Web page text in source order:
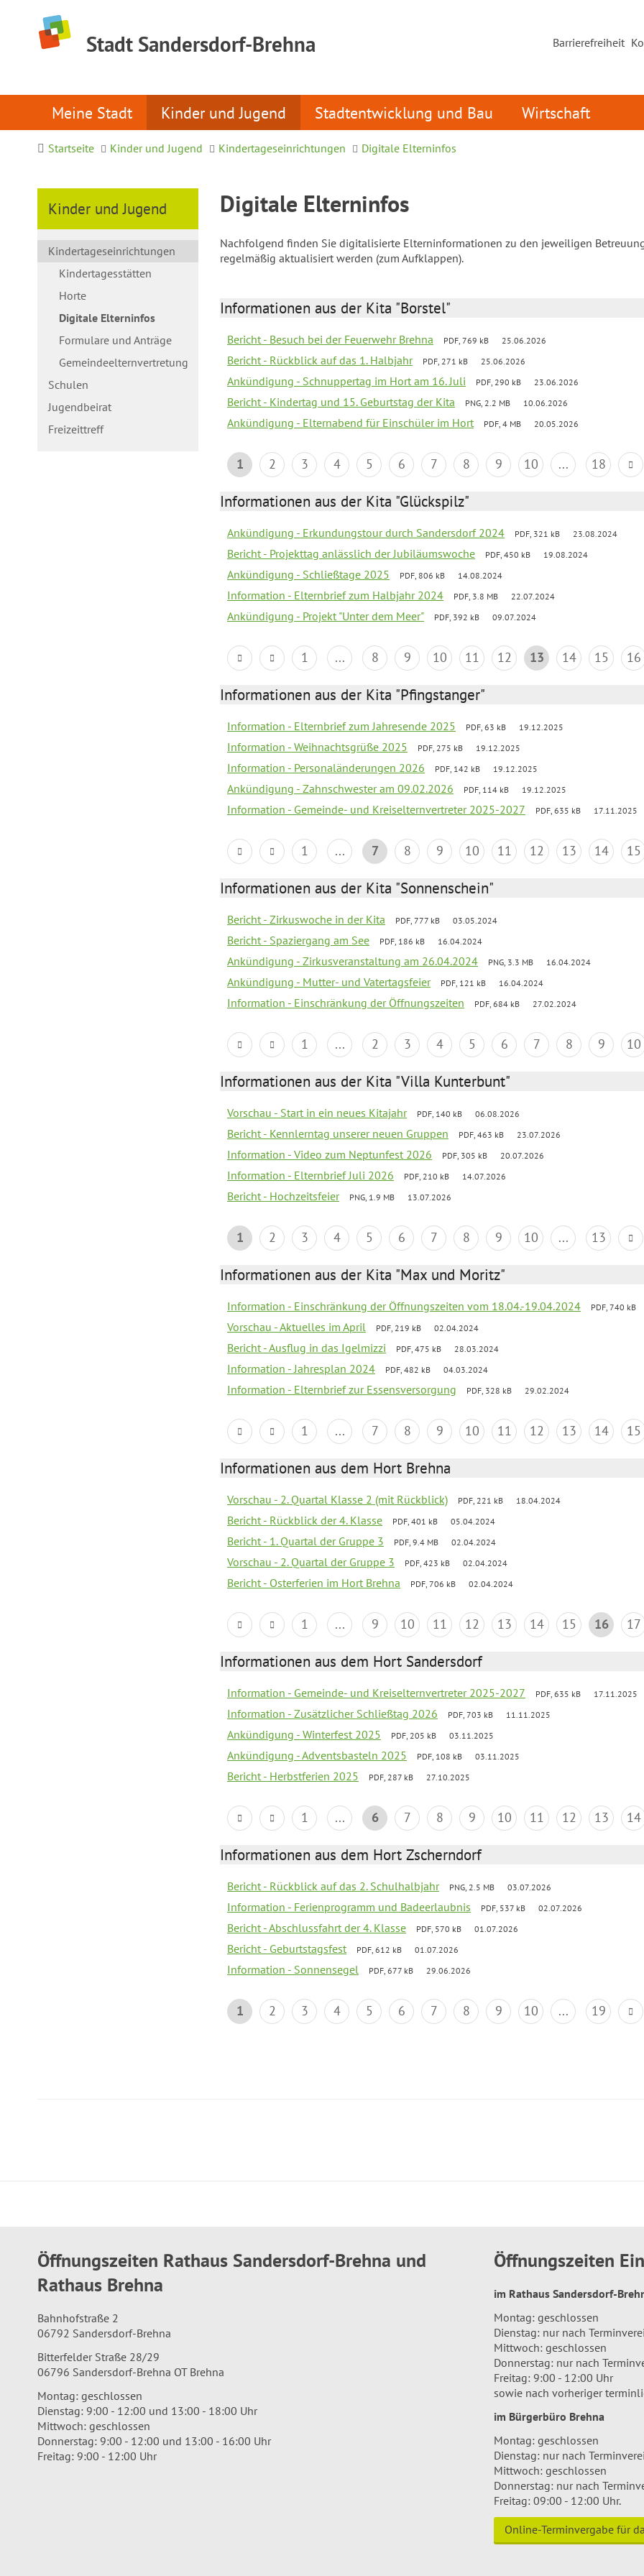
Stadt Sandersdorf-Brehna Barrierefreiheit
Meine Stadt Kinder und Jugend Stadtentwicklung und Bau Wirtschaft
Startseite Kinder und Jugend Kindertageseinrichtungen Digitale Elterninfos
Kinder und Jugend
Kindertageseinrichtungen
Kindertagesstätten
Horte
Digitale Elterninfos
Formulare und Anträge
Gemeindeelternvertretung
Schulen
Jugendbeirat
Freizeittreff
Digitale Elterninfos
Nachfolgend finden Sie digitalisierte Elterninformationen zu den jeweiligen
regelmäßig aktualisiert werden (zum Aufklappen).
Informationen aus der Kita "Borstel"
Bericht - Besuch bei der Feuerwehr Brehna PDF, 769 kB 25.06.2026
Bericht - Rückblick auf das 1. Halbjahr PDF, 271 kB 25.06.2026
Ankündigung - Schnuppertag im Hort am 16. Juli PDF, 290 kB 23.06.2026
Bericht - Kindertag und 15. Geburtstag der Kita PNG, 2.2 MB 10.06.2026
Ankündigung - Elternabend für Einschüler im Hort PDF, 4 MB 20.05.2026
1 2 3 4 5 6 7 8 9 10 ... 18
Informationen aus der Kita "Glückspilz"
Ankündigung - Erkundungstour durch Sandersdorf 2024 PDF, 321 kB 23.08.2024
Bericht - Projekttag anlässlich der Jubiläumswoche PDF, 450 kB 19.08.2024
Ankündigung - Schließtage 2025 PDF, 806 kB 14.08.2024
Information - Elternbrief zum Halbjahr 2024 PDF, 3.8 MB 22.07.2024
Ankündigung - Projekt "Unter dem Meer" PDF, 392 kB 09.07.2024
1 ... 8 9 10 11 12 13 14 15 16
Informationen aus der Kita "Pfingstanger"
Information - Elternbrief zum Jahresende 2025 PDF, 63 kB 19.12.2025
Information - Weihnachtsgrüße 2025 PDF, 275 kB 19.12.2025
Information - Personaländerungen 2026 PDF, 142 kB 19.12.2025
Ankündigung - Zahnschwester am 09.02.2026 PDF, 114 kB 19.12.2025
Information - Gemeinde- und Kreiselternvertreter 2025-2027 PDF, 635 kB 17.11.2025
1 ... 7 8 9 10 11 12 13 14 15
Informationen aus der Kita "Sonnenschein"
Bericht - Zirkuswoche in der Kita PDF, 777 kB 03.05.2024
Bericht - Spaziergang am See PDF, 186 kB 16.04.2024
Ankündigung - Zirkusveranstaltung am 26.04.2024 PNG, 3.3 MB 16.04.2024
Ankündigung - Mutter- und Vatertagsfeier PDF, 121 kB 16.04.2024
Information - Einschränkung der Öffnungszeiten PDF, 684 kB 27.02.2024
1 ... 2 3 4 5 6 7 8 9 10
Informationen aus der Kita "Villa Kunterbunt"
Vorschau - Start in ein neues Kitajahr PDF, 140 kB 06.08.2026
Bericht - Kennlerntag unserer neuen Gruppen PDF, 463 kB 23.07.2026
Information - Video zum Neptunfest 2026 PDF, 305 kB 20.07.2026
Information - Elternbrief Juli 2026 PDF, 210 kB 14.07.2026
Bericht - Hochzeitsfeier PNG, 1.9 MB 13.07.2026
1 2 3 4 5 6 7 8 9 10 ... 13
Informationen aus der Kita "Max und Moritz"
Information - Einschränkung der Öffnungszeiten vom 18.04.-19.04.2024 PDF, 740 kB
Vorschau - Aktuelles im April PDF, 219 kB 02.04.2024
Bericht - Ausflug in das Igelmizzi PDF, 475 kB 28.03.2024
Information - Jahresplan 2024 PDF, 482 kB 04.03.2024
Information - Elternbrief zur Essensversorgung PDF, 328 kB 29.02.2024
1 ... 7 8 9 10 11 12 13 14 15
Informationen aus dem Hort Brehna
Vorschau - 2. Quartal Klasse 2 (mit Rückblick) PDF, 221 kB 18.04.2024
Bericht - Rückblick der 4. Klasse PDF, 401 kB 05.04.2024
Bericht - 1. Quartal der Gruppe 3 PDF, 9.4 MB 02.04.2024
Vorschau - 2. Quartal der Gruppe 3 PDF, 423 kB 02.04.2024
Bericht - Osterferien im Hort Brehna PDF, 706 kB 02.04.2024
1 ... 9 10 11 12 13 14 15 16 17
Informationen aus dem Hort Sandersdorf
Information - Gemeinde- und Kreiselternvertreter 2025-2027 PDF, 635 kB 17.11.2025
Information - Zusätzlicher Schließtag 2026 PDF, 703 kB 11.11.2025
Ankündigung - Winterfest 2025 PDF, 205 kB 03.11.2025
Ankündigung - Adventsbasteln 2025 PDF, 108 kB 03.11.2025
Bericht - Herbstferien 2025 PDF, 287 kB 27.10.2025
1 ... 6 7 8 9 10 11 12 13 14
Informationen aus dem Hort Zscherndorf
Bericht - Rückblick auf das 2. Schulhalbjahr PNG, 2.5 MB 03.07.2026
Information - Ferienprogramm und Badeerlaubnis PDF, 537 kB 02.07.2026
Bericht - Abschlussfahrt der 4. Klasse PDF, 570 kB 01.07.2026
Bericht - Geburtstagsfest PDF, 612 kB 01.07.2026
Information - Sonnensegel PDF, 677 kB 29.06.2026
1 2 3 4 5 6 7 8 9 10 ... 19
Öffnungszeiten Rathaus Sandersdorf-Brehna und
Rathaus Brehna
Bahnhofstraße 2
06792 Sandersdorf-Brehna
Bitterfelder Straße 28/29
06796 Sandersdorf-Brehna OT Brehna
Montag: geschlossen
Dienstag: 9:00 - 12:00 und 13:00 - 18:00 Uhr
Mittwoch: geschlossen
Donnerstag: 9:00 - 12:00 und 13:00 - 16:00 Uhr
Freitag: 9:00 - 12:00 Uhr
Öffnungszeiten
im Rathaus Sandersdorf-
Montag: geschlossen
Dienstag: nur nach
Mittwoch: geschlossen
Donnerstag: nur nach
Freitag: 9:00 - 12:00 Uhr
sowie nach vorheriger
im Bürgerbüro Brehna
Montag: geschlossen
Dienstag: nur nach
Mittwoch: geschlossen
Donnerstag: nur nach
Freitag: 09:00 - 12:00 Uhr.
Online-Terminvergabe für